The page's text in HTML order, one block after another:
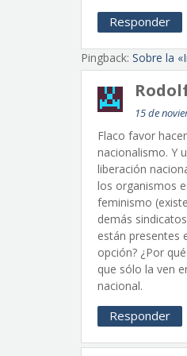
Responder
Pingback: Sobre la
15 de
Flaco favor
nacionalismo. Y
liberación
los organismos
feminismo
demás
están presentes
opción? ¿Por
que sólo la ven
nacional.
Responder